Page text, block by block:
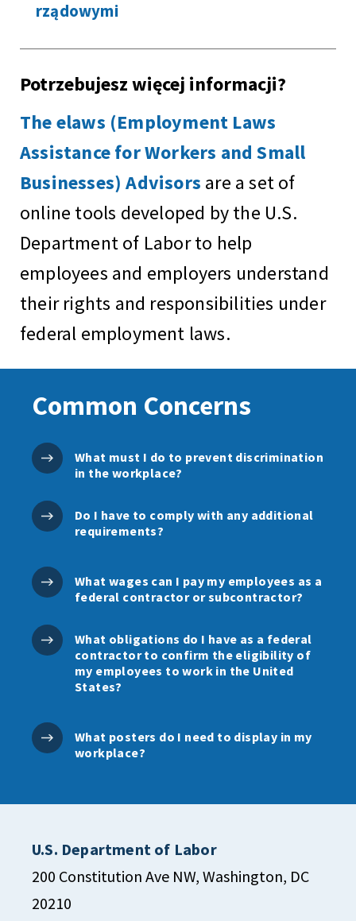
rządowymi
Potrzebujesz więcej informacji?
The elaws (Employment Laws
Assistance for Workers and Small
Businesses) Advisors are a set of
online tools developed by the U.S.
Department of Labor to help
employees and employers understand
their rights and responsibilities under
federal employment laws.
Common Concerns
What must I do to prevent discrimination
in the workplace?
Do I have to comply with any additional
requirements?
What wages can I pay my employees as a
federal contractor or subcontractor?
What obligations do I have as a federal
contractor to confirm the eligibility of
my employees to work in the United
States?
What posters do I need to display in my
workplace?
U.S. Department of Labor
200 Constitution Ave NW, Washington, DC
20210